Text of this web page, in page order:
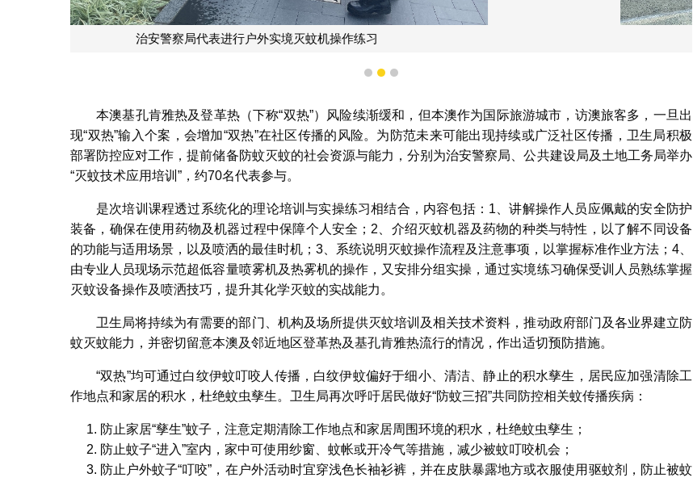
公共建设局及土地工务局代表进行户外实境灭蚊机操作练习
1 2 3
本澳基孔肯雅热及登革热（下称“双热”）风险续渐缓和，但本澳作为国际旅游城市，访澳旅客多，一旦出
现“双热”输入个案，会增加“双热”在社区传播的风险。为防范未来可能出现持续或广泛社区传播，卫生局积极
部署防控应对工作，提前储备防蚊灭蚊的社会资源与能力，分别为治安警察局、公共建设局及土地工务局举办
“灭蚊技术应用培训”，约70名代表参与。
是次培训课程透过系统化的理论培训与实操练习相结合，内容包括：1、讲解操作人员应佩戴的安全防护
装备，确保在使用药物及机器过程中保障个人安全；2、介绍灭蚊机器及药物的种类与特性，以了解不同设备
的功能与适用场景，以及喷洒的最佳时机；3、系统说明灭蚊操作流程及注意事项，以掌握标准作业方法；4、
由专业人员现场示范超低容量喷雾机及热雾机的操作，又安排分组实操，通过实境练习确保受训人员熟练掌握
灭蚊设备操作及喷洒技巧，提升其化学灭蚊的实战能力。
卫生局将持续为有需要的部门、机构及场所提供灭蚊培训及相关技术资料，推动政府部门及各业界建立防
蚊灭蚊能力，并密切留意本澳及邻近地区登革热及基孔肯雅热流行的情况，作出适切预防措施。
“双热”均可通过白纹伊蚊叮咬人传播，白纹伊蚊偏好于细小、清洁、静止的积水孳生，居民应加强清除工
作地点和家居的积水，杜绝蚊虫孳生。卫生局再次呼吁居民做好“防蚊三招”共同防控相关蚊传播疾病：
防止家居“孳生”蚊子，注意定期清除工作地点和家居周围环境的积水，杜绝蚊虫孳生；
防止蚊子“进入”室内，家中可使用纱窗、蚊帐或开冷气等措施，减少被蚊叮咬机会；
防止户外蚊子“叮咬”，在户外活动时宜穿浅色长袖衫裤，并在皮肤暴露地方或衣服使用驱蚊剂，防止被蚊